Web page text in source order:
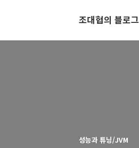
조대협의 블로그
성능과 튜닝/JVM